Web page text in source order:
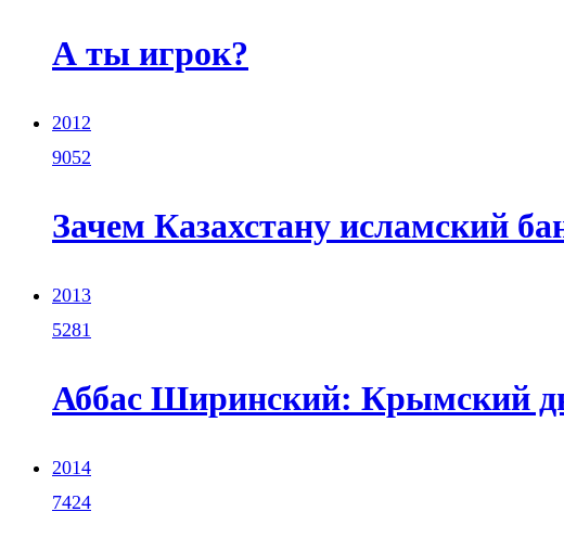
А ты игрок?
2012
9052
Зачем Казахстану исламский
2013
5281
Аббас Ширинский: Крымский
2014
7424